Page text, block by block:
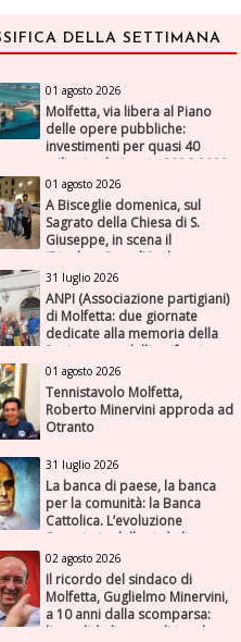
DELLA SETTIMANA
01 agosto 2026
Molfetta, via libera al Piano
delle opere pubbliche:
investimenti per quasi 40
milioni nel triennio 2026-2028
01 agosto 2026
A Bisceglie domenica, sul
Sagrato della Chiesa di S.
Giuseppe, in scena il
“Rigoletto” con l’Orchestra
Sinfonica Federiciana
31 luglio 2026
ANPI (Associazione partigiani)
di Molfetta: due giornate
dedicate alla memoria della
Resistenza e dell'antifascismo
01 agosto 2026
Tennistavolo Molfetta,
Roberto Minervini approda ad
Otranto
31 luglio 2026
La banca di paese, la banca
per la comunità: la Banca
Cattolica. L’evoluzione
finanziaria della città di
Molfetta (Parte seconda)
02 agosto 2026
Il ricordo del sindaco di
Molfetta, Guglielmo Minervini,
a 10 anni dalla scomparsa:
l'attualità di una politica che